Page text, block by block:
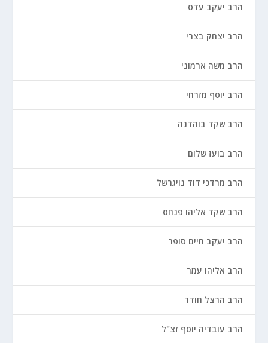
הרב יעקב עדס
הרב יצחק בצרי
הרב משה ארמוני
הרב יוסף מזרחי
הרב שקד בוהדנה
הרב בועז שלום
הרב מרדכי דוד נויגרשל
הרב שקד אליהו פנחס
הרב יעקב חיים סופר
הרב אליהו עמר
הרב הרצל חודר
הרב עובדיה יוסף זצ"ל